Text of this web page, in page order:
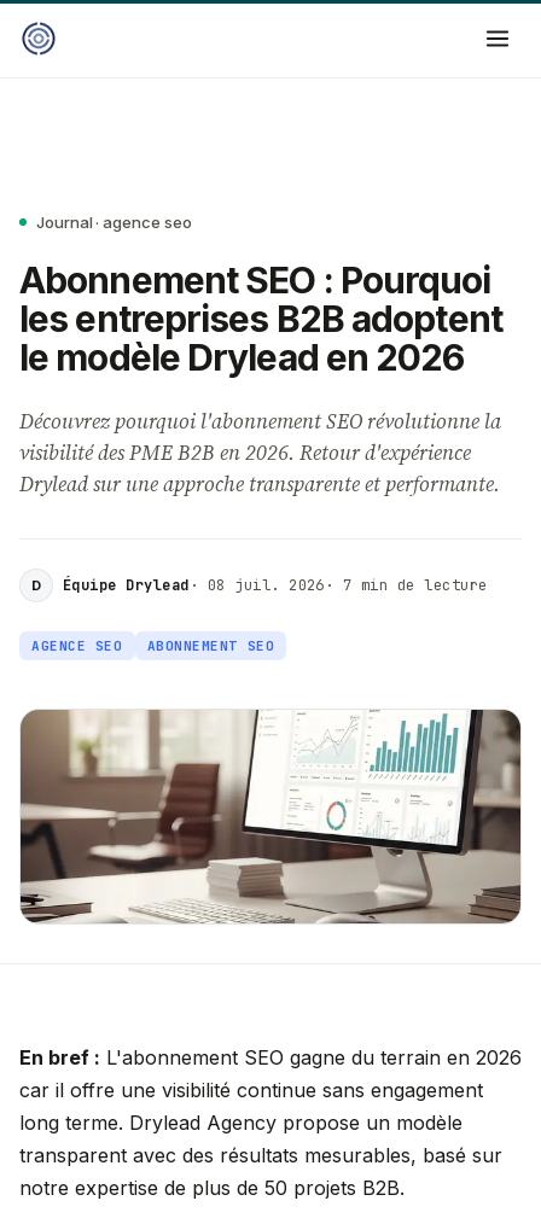
Journal · agence seo
Abonnement SEO : Pourquoi
les entreprises B2B adoptent
le modèle Drylead en 2026
Découvrez pourquoi l'abonnement SEO révolutionne la
visibilité des PME B2B en 2026. Retour d'expérience
Drylead sur une approche transparente et performante.
D Équipe Drylead · 08 juil. 2026 · 7 min de lecture
AGENCE SEO ABONNEMENT SEO
En bref : L'abonnement SEO gagne du terrain en 2026
car il offre une visibilité continue sans engagement
long terme. Drylead Agency propose un modèle
transparent avec des résultats mesurables, basé sur
notre expertise de plus de 50 projets B2B.